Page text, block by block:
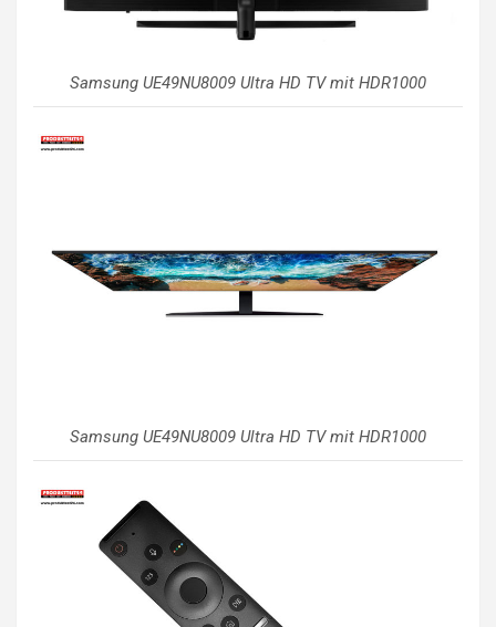
Samsung UE49NU8009 Ultra HD TV mit HDR1000
Samsung UE49NU8009 Ultra HD TV mit HDR1000